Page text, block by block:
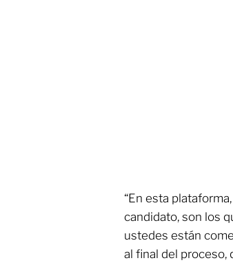
“En esta
candidato, son los
ustedes están
al final del proceso,